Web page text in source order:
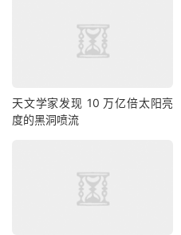
天文学家发现 10 万亿倍太阳亮
度的黑洞喷流